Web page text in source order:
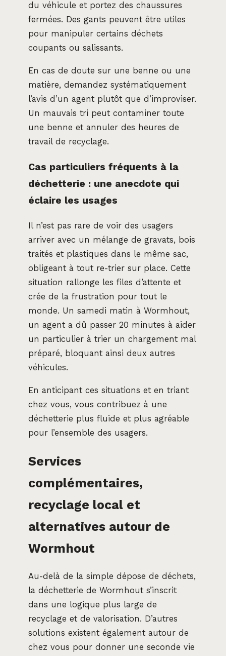
du véhicule et portez des chaussures
fermées. Des gants peuvent être utiles
pour manipuler certains déchets
coupants ou salissants.
En cas de doute sur une benne ou une
matière, demandez systématiquement
l’avis d’un agent plutôt que d’improviser.
Un mauvais tri peut contaminer toute
une benne et annuler des heures de
travail de recyclage.
Cas particuliers fréquents à la
déchetterie : une anecdote qui
éclaire les usages
Il n’est pas rare de voir des usagers
arriver avec un mélange de gravats, bois
traités et plastiques dans le même sac,
obligeant à tout re-trier sur place. Cette
situation rallonge les files d’attente et
crée de la frustration pour tout le
monde. Un samedi matin à Wormhout,
un agent a dû passer 20 minutes à aider
un particulier à trier un chargement mal
préparé, bloquant ainsi deux autres
véhicules.
En anticipant ces situations et en triant
chez vous, vous contribuez à une
déchetterie plus fluide et plus agréable
pour l’ensemble des usagers.
Services
complémentaires,
recyclage local et
alternatives autour de
Wormhout
Au-delà de la simple dépose de déchets,
la déchetterie de Wormhout s’inscrit
dans une logique plus large de
recyclage et de valorisation. D’autres
solutions existent également autour de
chez vous pour donner une seconde vie